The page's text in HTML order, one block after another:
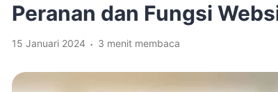
Peranan dan Fungsi
15 Januari 2024 . 3 menit membaca